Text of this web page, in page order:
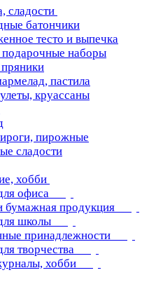
сладости
батончики
тесто и выпечка
подарочные наборы
пастила
круассаны
пирожные
сладости
хобби
офиса
бумажная продукция
школы
принадлежности
творчества
хобби